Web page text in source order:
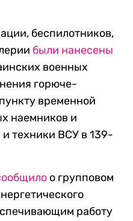
беспилотников,
были нанесены
военных
горюче-
временной
наемников и
техники ВСУ в 139-
о групповом
работу